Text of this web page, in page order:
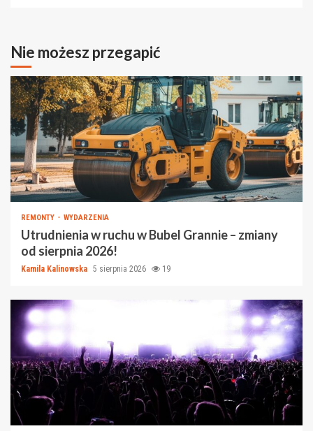
Nie możesz przegapić
REMONTY WYDARZENIA
Utrudnienia w ruchu w Bubel Grannie – zmiany
od sierpnia 2026!
Kamila Kalinowska 5 sierpnia 2026 19